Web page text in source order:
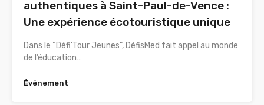
authentiques à Saint-Paul-de-Vence :
Une expérience écotouristique unique
Dans le “Défi’Tour Jeunes”, DéfisMed fait appel au monde
de l’éducation…
Événement